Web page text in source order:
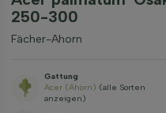
250-300
Fächer-Ahorn
Gattung
Acer (Ahorn) (alle Sorten
anzeigen)